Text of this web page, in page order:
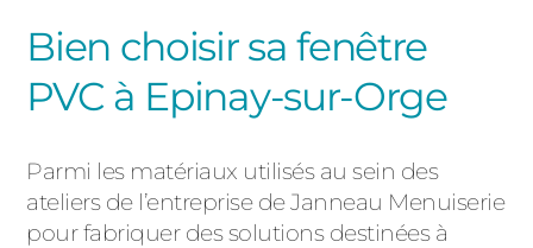
Bien choisir sa fenêtre
PVC à Epinay-sur-Orge
Parmi les matériaux utilisés au sein des
ateliers de l’entreprise de Janneau Menuiserie
pour fabriquer des solutions destinées à
CLÔTURES